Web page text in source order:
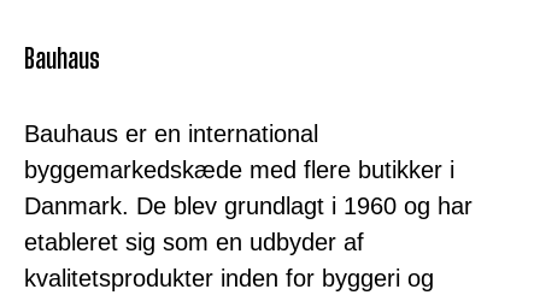
Bauhaus
Bauhaus er en international
byggemarkedskæde med flere butikker i
Danmark. De blev grundlagt i 1960 og har
etableret sig som en udbyder af
kvalitetsprodukter inden for byggeri og